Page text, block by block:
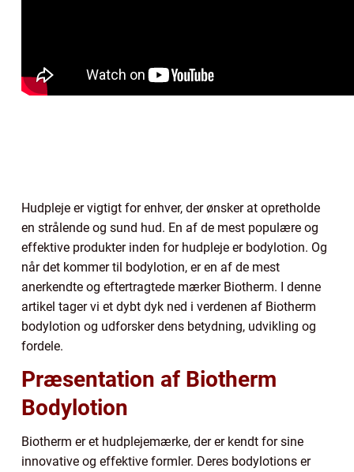
Hudpleje er vigtigt for enhver, der ønsker at opretholde
en strålende og sund hud. En af de mest populære og
effektive produkter inden for hudpleje er bodylotion. Og
når det kommer til bodylotion, er en af de mest
anerkendte og eftertragtede mærker Biotherm. I denne
artikel tager vi et dybt dyk ned i verdenen af Biotherm
bodylotion og udforsker dens betydning, udvikling og
fordele.
Præsentation af Biotherm
Bodylotion
Biotherm er et hudplejemærke, der er kendt for sine
innovative og effektive formler. Deres bodylotions er